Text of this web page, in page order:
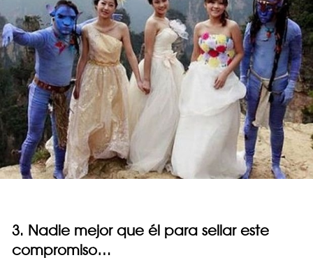
3. Nadie mejor que él para sellar este
compromiso…